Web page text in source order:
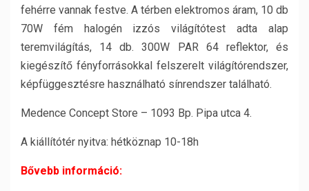
fehérre vannak festve. A térben elektromos áram, 10 db
70W fém halogén izzós világítótest adta alap
teremvilágítás, 14 db. 300W PAR 64 reflektor, és
kiegészítő fényforrásokkal felszerelt világítórendszer,
képfüggesztésre használható sínrendszer található.
Medence Concept Store – 1093 Bp. Pipa utca 4.
A kiállítótér nyitva: hétköznap 10-18h
Bővebb információ: